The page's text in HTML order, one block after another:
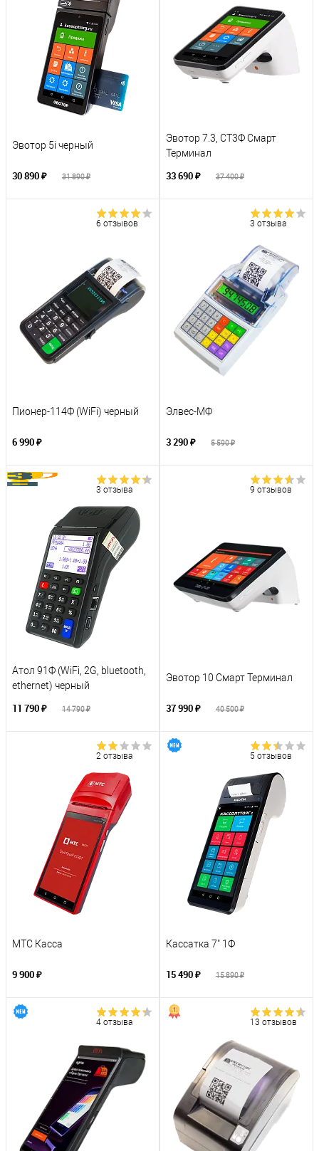
Эвотор 5i черный
30 890 ₽ 31 890 ₽
Эвотор 7.3, СТ3Ф Смарт
Терминал
33 690 ₽ 37 400 ₽
6 отзывов
Пионер-114Ф (WiFi) черный
6 990 ₽
3 отзыва
Элвес-МФ
3 290 ₽ 5 590 ₽
3 отзыва
Атол 91Ф (WiFi, 2G, bluetooth,
ethernet) черный
11 790 ₽ 14 790 ₽
9 отзывов
Эвотор 10 Смарт Терминал
37 990 ₽ 40 500 ₽
2 отзыва
МТС Касса
9 900 ₽
5 отзывов
Кассатка 7" 1Ф
15 490 ₽ 15 890 ₽
4 отзыва 13 отзывов